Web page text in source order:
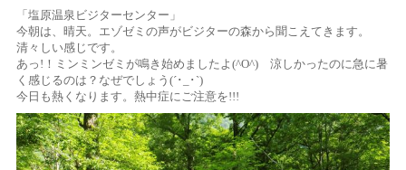
「塩原温泉ビジターセンター」
今朝は、晴天。エゾゼミの声がビジターの森から聞こえてきます。
清々しい感じです。
あっ!！ミンミンゼミが鳴き始めましたよ(^O^) 涼しかったのに急に暑
く感じるのは？なぜでしょう(´･_･`)
今日も熱くなります。熱中症にご注意を!!!